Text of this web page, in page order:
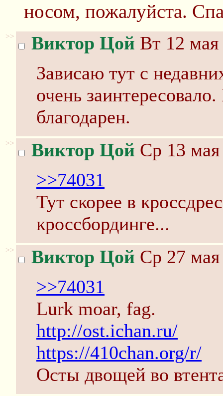
носом, пожалуйста.
>> Виктор Цой Вт 12
Зависаю тут с
очень
благодарен.
>> Виктор Цой Ср 13
>>74031
Тут скорее в
кроссбординге...
>> Виктор Цой Ср 27
>>74031
Lurk moar, fag.
http://ost.ichan.ru/
https://410chan.org/r/
Осты двощей во